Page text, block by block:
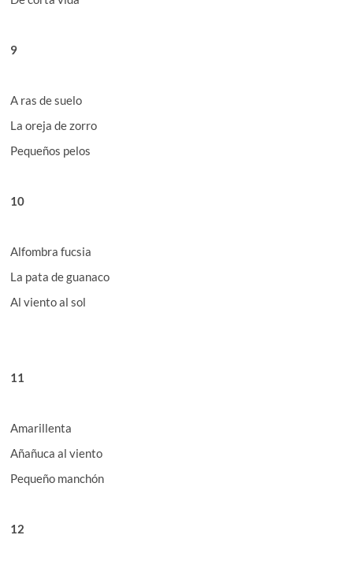
9
A ras de suelo
La oreja de zorro
Pequeños pelos
10
Alfombra fucsia
La pata de guanaco
Al viento al sol
11
Amarillenta
Añañuca al viento
Pequeño manchón
12